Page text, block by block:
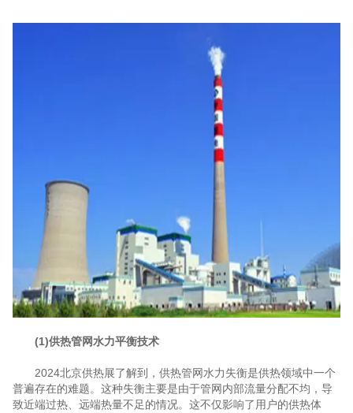
(1)供热管网水力平衡技术
2024北京供热展了解到，供热管网水力失衡是供热领域中一个
普遍存在的难题。这种失衡主要是由于管网内部流量分配不均，导
致近端过热、远端热量不足的情况。这不仅影响了用户的供热体